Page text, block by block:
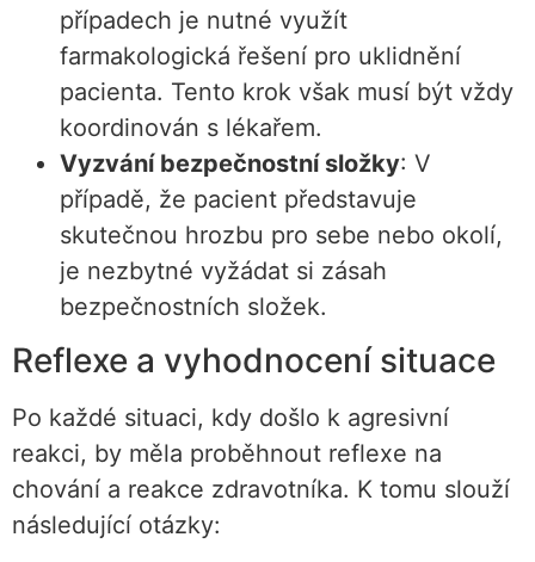
případech je nutné využít
farmakologická řešení pro uklidnění
pacienta. Tento krok však musí být vždy
koordinován s lékařem.
Vyzvání bezpečnostní složky: V
případě, že pacient představuje
skutečnou hrozbu pro sebe nebo okolí,
je nezbytné vyžádat si zásah
bezpečnostních složek.
Reflexe a vyhodnocení situace
Po každé situaci, kdy došlo k agresivní
reakci, by měla proběhnout reflexe na
chování a reakce zdravotníka. K tomu slouží
následující otázky: